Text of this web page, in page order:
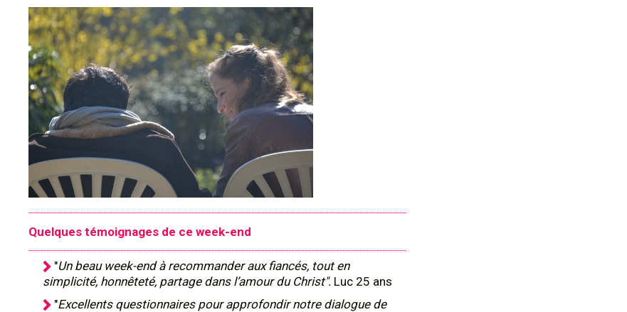
Quelques témoignages de ce week-end
"Un beau week-end à recommander aux fiancés, tout en
simplicité, honnêteté, partage dans l’amour du Christ". Luc 25 ans
"Excellents questionnaires pour approfondir notre dialogue de